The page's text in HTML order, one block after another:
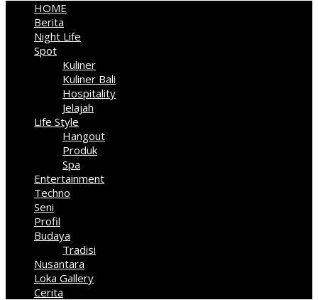
HOME
Berita
Night Life
Spot
Kuliner
Kuliner Bali
Hospitality
Jelajah
Life Style
Hangout
Produk
Spa
Entertainment
Techno
Seni
Profil
Budaya
Tradisi
Nusantara
Loka Gallery
Cerita